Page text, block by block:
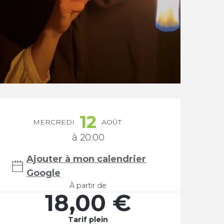
et
MERCREDI 12 AOÛT
à 20:00
Ajouter à mon calendrier
Google
À partir de
18,00 €
Tarif plein